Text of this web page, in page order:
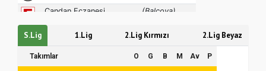
Hz. Peygamber ve Gençlik Konferansı
S.Lig 1.Lig 2.Lig Kırmızı 2.Lig Beyaz
Takımlar O G B M Av P